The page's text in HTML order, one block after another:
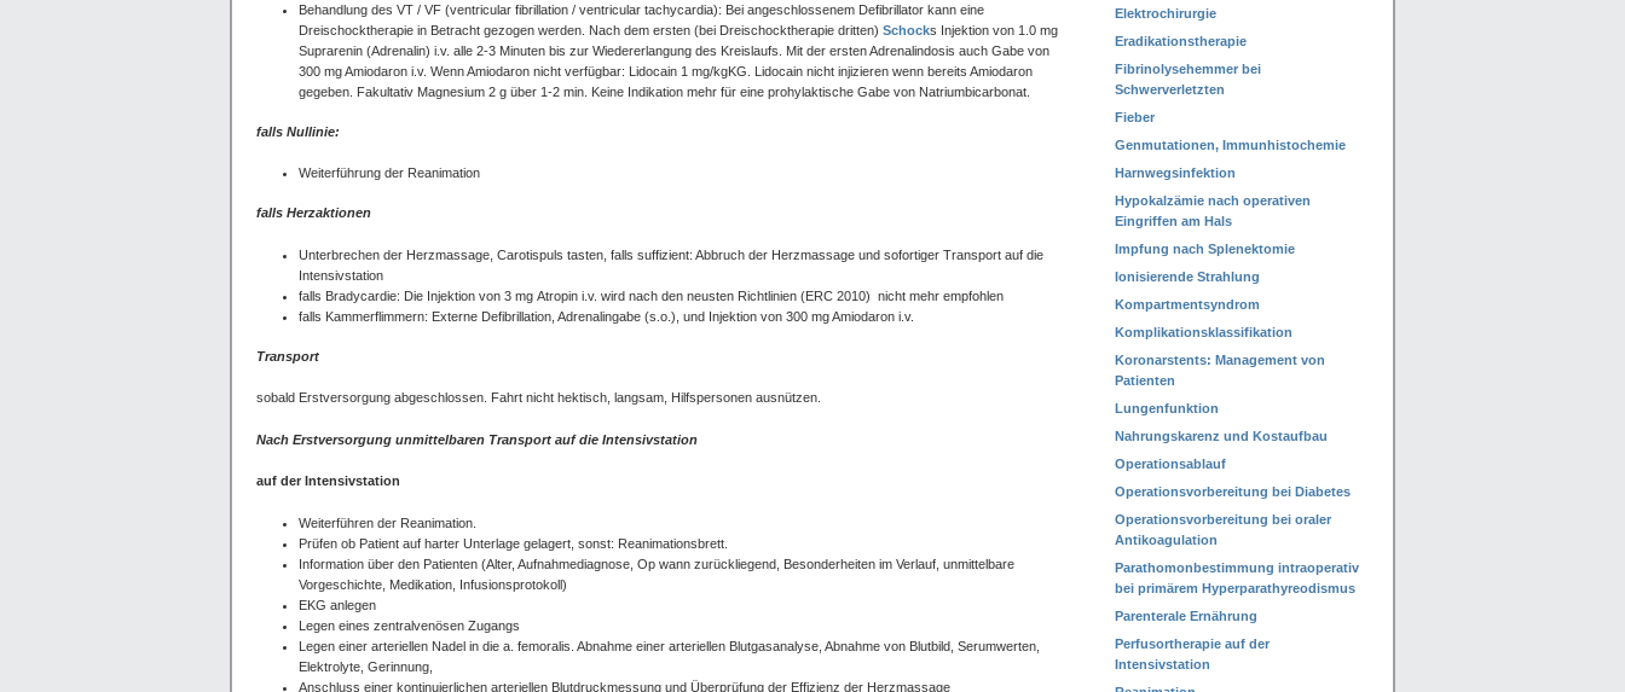
Behandlung des VT / VF (ventricular fibrillation / ventricular tachycardia): Bei angeschlossenem Defibrillator kann eine
Dreischocktherapie in Betracht gezogen werden. Nach dem ersten (bei Dreischocktherapie dritten) Schocks Injektion von 1.0 mg
Suprarenin (Adrenalin) i.v. alle 2-3 Minuten bis zur Wiedererlangung des Kreislaufs. Mit der ersten Adrenalindosis auch Gabe von
300 mg Amiodaron i.v. Wenn Amiodaron nicht verfügbar: Lidocain 1 mg/kgKG. Lidocain nicht injizieren wenn bereits Amiodaron
gegeben. Fakultativ Magnesium 2 g über 1-2 min. Keine Indikation mehr für eine prohylaktische Gabe von Natriumbicarbonat.
falls Nullinie:
Weiterführung der Reanimation
falls Herzaktionen
Unterbrechen der Herzmassage, Carotispuls tasten, falls suffizient: Abbruch der Herzmassage und sofortiger Transport auf die
Intensivstation
falls Bradycardie: Die Injektion von 3 mg Atropin i.v. wird nach den neusten Richtlinien (ERC 2010) nicht mehr empfohlen
falls Kammerflimmern: Externe Defibrillation, Adrenalingabe (s.o.), und Injektion von 300 mg Amiodaron i.v.
Transport
sobald Erstversorgung abgeschlossen. Fahrt nicht hektisch, langsam, Hilfspersonen ausnützen.
Nach Erstversorgung unmittelbaren Transport auf die Intensivstation
auf der Intensivstation
Weiterführen der Reanimation.
Prüfen ob Patient auf harter Unterlage gelagert, sonst: Reanimationsbrett.
Information über den Patienten (Alter, Aufnahmediagnose, Op wann zurückliegend, Besonderheiten im Verlauf, unmittelbare
Vorgeschichte, Medikation, Infusionsprotokoll)
EKG anlegen
Legen eines zentralvenösen Zugangs
Legen einer arteriellen Nadel in die a. femoralis. Abnahme einer arteriellen Blutgasanalyse, Abnahme von Blutbild, Serumwerten,
Elektrolyte, Gerinnung,
Anschluss einer kontinuierlichen arteriellen Blutdruckmessung und Überprüfung der Effizienz der Herzmassage
Elektrochirurgie
Eradikationstherapie
Fibrinolysehemmer bei
Schwerverletzten
Fieber
Genmutationen, Immunhistochemie
Harnwegsinfektion
Hypokalzämie nach operativen
Eingriffen am Hals
Impfung nach Splenektomie
Ionisierende Strahlung
Kompartmentsyndrom
Komplikationsklassifikation
Koronarstents: Management von
Patienten
Lungenfunktion
Nahrungskarenz und Kostaufbau
Operationsablauf
Operationsvorbereitung bei Diabetes
Operationsvorbereitung bei oraler
Antikoagulation
Parathomonbestimmung intraoperativ
bei primärem Hyperparathyreodismus
Parenterale Ernährung
Perfusortherapie auf der
Intensivstation